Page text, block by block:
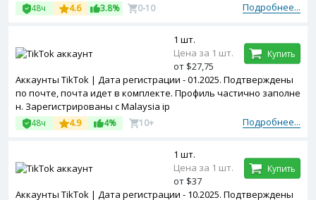
Подробнее...
48ч 4.6 3.8% 0-10
Аккаунты TikTok | Дата регистрации - 01.2025. Подтверждены
по почте, почта идет в комплекте. Профиль частично заполне
н. Зарегистрированы с Malaysia ip
Подробнее...
48ч 4.9 4% 10+
1 шт.
Цена за 1 шт.
от $27,75
Купить
Аккаунты TikTok | Дата регистрации - 10.2025. Подтверждены
1 шт.
Цена за 1 шт.
от $37
Купить